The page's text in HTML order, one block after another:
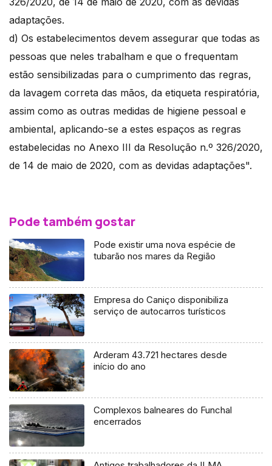
adaptações.
d) Os estabelecimentos devem assegurar que todas as
pessoas que neles trabalham e que o frequentam
estão sensibilizadas para o cumprimento das regras,
da lavagem correta das mãos, da etiqueta respiratória,
assim como as outras medidas de higiene pessoal e
ambiental, aplicando-se a estes espaços as regras
estabelecidas no Anexo III da Resolução n.º 326/2020,
de 14 de maio de 2020, com as devidas adaptações".
Pode também gostar
Pode existir uma nova espécie de
tubarão nos mares da Região
Empresa do Caniço disponibiliza
serviço de autocarros turísticos
Arderam 43.721 hectares desde
início do ano
Complexos balneares do Funchal
encerrados